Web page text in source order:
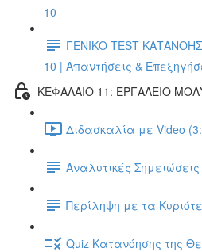
10
ΓΕΝΙΚΟ TEST
10 | Απαντήσεις &
ΚΕΦΑΛΑΙΟ 11: ΕΡΓΑΛΕΙΟ
Διδασκαλία με Video
Αναλυτικές Σημειώσεις
Περίληψη με τα
Quiz Κατανόησης της